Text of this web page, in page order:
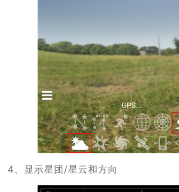
4、显示星团/星云和方向